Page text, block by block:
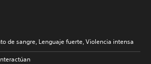
de sangre, Lenguaje fuerte, Violencia intensa